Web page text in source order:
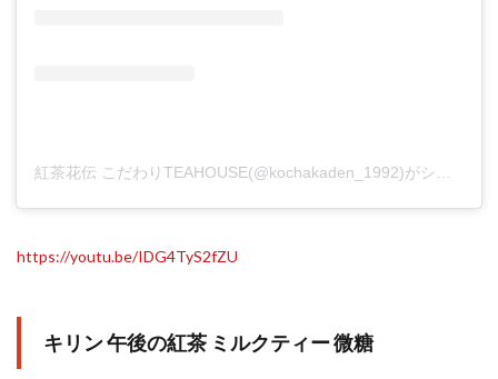
https://youtu.be/IDG4TyS2fZU
キリン 午後の紅茶 ミルクティー 微糖